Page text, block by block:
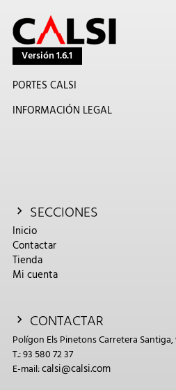
Versión 1.6.1
PORTES CALSI
INFORMACIÓN LEGAL
SECCIONES
Inicio
Contactar
Tienda
Mi cuenta
CONTACTAR
Polígon Els Pinetons Carretera Santiga,
T.: 93 580 72 37
E-mail:calsi@calsi.com